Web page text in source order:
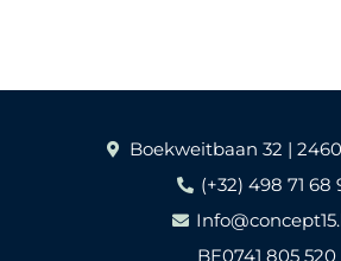
Boekweitbaan 32 |
(+32) 498 71 68
BE0741 805 520